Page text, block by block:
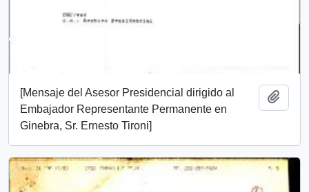
[Mensaje del Asesor Presidencial dirigido al
Embajador Representante Permanente en
Ginebra, Sr. Ernesto Tironi]